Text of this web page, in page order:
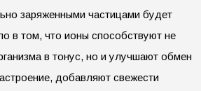
заряженными частицами будет
в том, что ионы способствуют не
в тонус, но и улучшают обмен
добавляют свежести